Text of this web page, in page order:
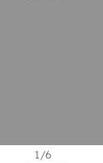
1/6